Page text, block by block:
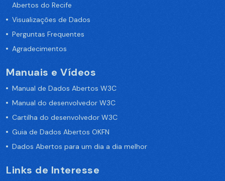
Abertos do Recife
Visualizações de Dados
Perguntas Frequentes
Agradecimentos
Manuais e Vídeos
Manual de Dados Abertos W3C
Manual do desenvolvedor W3C
Cartilha do desenvolvedor W3C
Guia de Dados Abertos OKFN
Dados Abertos para um dia a dia melhor
Links de Interesse